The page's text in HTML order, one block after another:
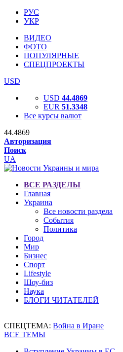
РУС
УКР
ВИДЕО
ФОТО
ПОПУЛЯРНЫЕ
СПЕЦПРОЕКТЫ
USD
USD 44.4869
EUR 51.3348
Все курсы валют
44.4869
Авторизация
Поиск
UA
ВСЕ РАЗДЕЛЫ
Главная
Украина
Все новости раздела
События
Политика
Город
Мир
Бизнес
Спорт
Lifestyle
Шоу-биз
Наука
БЛОГИ ЧИТАТЕЛЕЙ
СПЕЦТЕМА: Война в Иране
ВСЕ ТЕМЫ